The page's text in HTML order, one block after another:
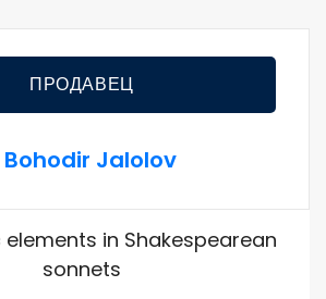
ПРОДАВЕЦ
Bohodir Jalolov
in Shakespearean
sonnets